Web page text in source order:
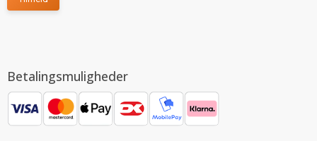
Betalingsmuligheder